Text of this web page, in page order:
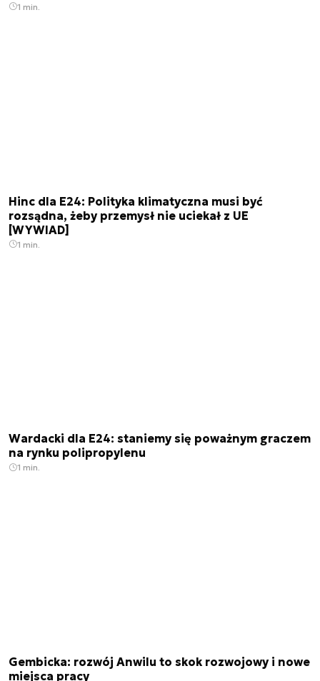
1 min.
Hinc dla E24: Polityka klimatyczna musi być
rozsądna, żeby przemysł nie uciekał z UE
[WYWIAD]
1 min.
Wardacki dla E24: staniemy się poważnym graczem
na rynku polipropylenu
1 min.
Gembicka: rozwój Anwilu to skok rozwojowy i nowe
miejsca pracy